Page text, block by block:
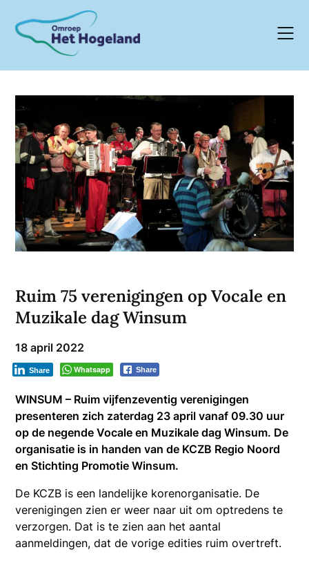
content
Ruim 75 verenigingen op Vocale en
Muzikale dag Winsum
18 april 2022
Whatsapp Share
Share
WINSUM – Ruim vijfenzeventig verenigingen
presenteren zich zaterdag 23 april vanaf 09.30 uur
op de negende Vocale en Muzikale dag Winsum. De
organisatie is in handen van de KCZB Regio Noord
en Stichting Promotie Winsum.
De KCZB is een landelijke korenorganisatie. De
verenigingen zien er weer naar uit om optredens te
verzorgen. Dat is te zien aan het aantal
aanmeldingen, dat de vorige edities ruim overtreft.